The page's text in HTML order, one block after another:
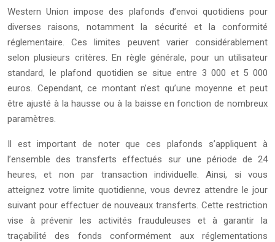
Western Union impose des plafonds d’envoi quotidiens pour
diverses raisons, notamment la sécurité et la conformité
réglementaire. Ces limites peuvent varier considérablement
selon plusieurs critères. En règle générale, pour un utilisateur
standard, le plafond quotidien se situe entre 3 000 et 5 000
euros. Cependant, ce montant n’est qu’une moyenne et peut
être ajusté à la hausse ou à la baisse en fonction de nombreux
paramètres.
Il est important de noter que ces plafonds s’appliquent à
l’ensemble des transferts effectués sur une période de 24
heures, et non par transaction individuelle. Ainsi, si vous
atteignez votre limite quotidienne, vous devrez attendre le jour
suivant pour effectuer de nouveaux transferts. Cette restriction
vise à prévenir les activités frauduleuses et à garantir la
traçabilité des fonds conformément aux réglementations